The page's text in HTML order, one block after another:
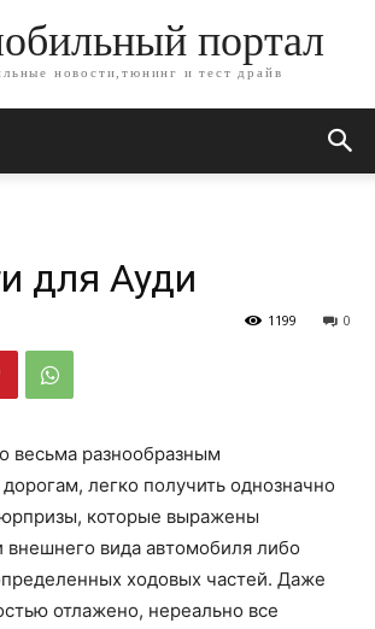
портал
новости,тюнинг и тест драйв
для Ауди
0
1199
весьма разнообразным
легко получить однозначно
которые выражены
вида автомобиля либо
ходовых частей. Даже
отлажено, нереально все